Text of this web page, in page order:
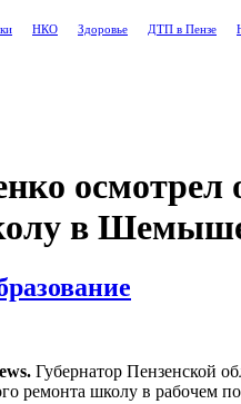
НКО Здоровье ДТП в Пензе
в
Губернатор Пензенской
ремонта школу в рабочем